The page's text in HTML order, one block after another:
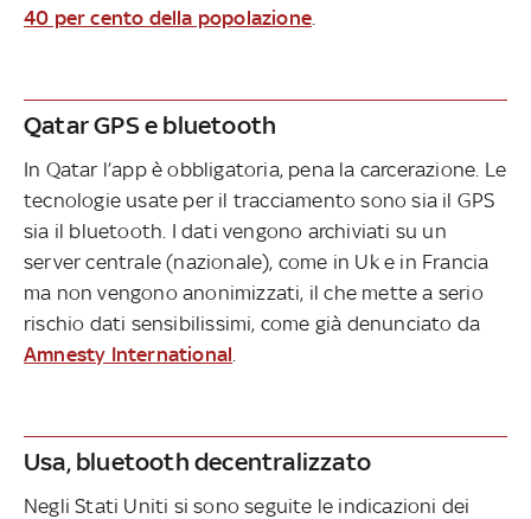
40 per cento della popolazione
Qatar GPS e bluetooth
In Qatar l’app è obbligatoria, pena la carcerazione. Le
tecnologie usate per il tracciamento sono sia il GPS
sia il bluetooth. I dati vengono archiviati su un
server centrale (nazionale), come in Uk e in Francia
ma non vengono anonimizzati, il che mette a serio
rischio dati sensibilissimi, come già denunciato da
Amnesty International
Usa, bluetooth decentralizzato
Negli Stati Uniti si sono seguite le indicazioni dei